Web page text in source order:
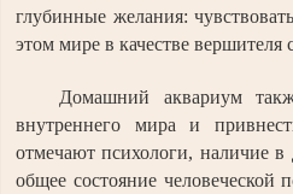
глубинные желания:
этом мире в качестве вершителя
Домашний аквариум также
внутреннего мира и
отмечают психологи, наличие
общее состояние человеческой